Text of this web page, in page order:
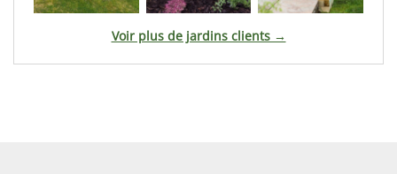
Voir plus de jardins clients →